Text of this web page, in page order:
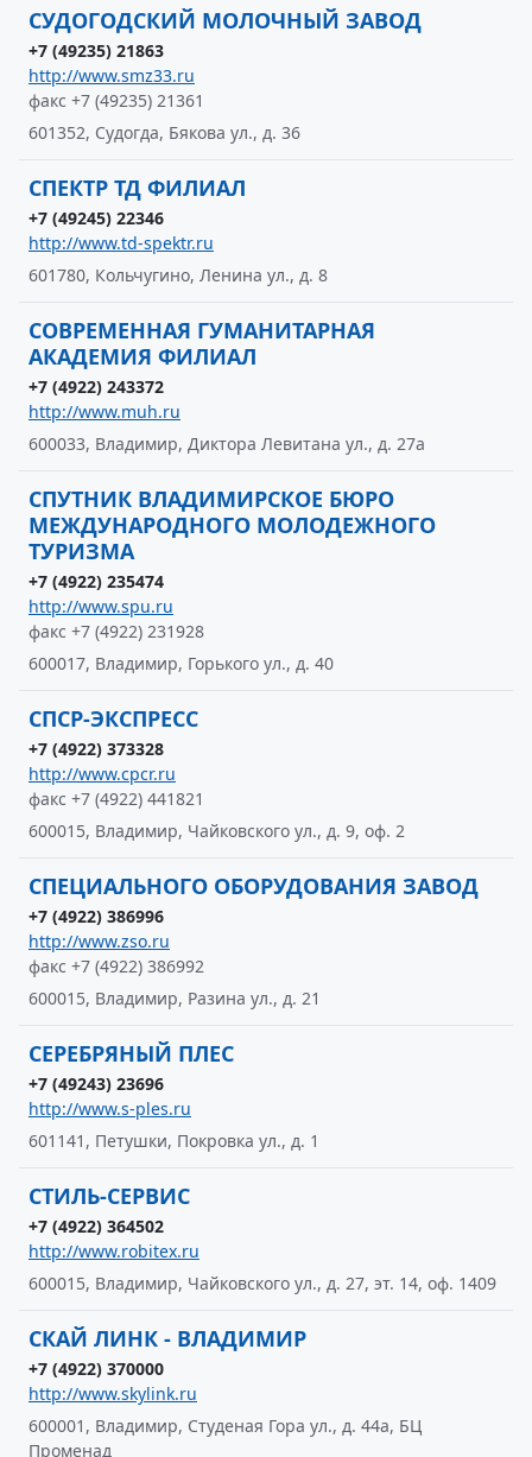
СУДОГОДСКИЙ МОЛОЧНЫЙ ЗАВОД
+7 (49235) 21863
http://www.smz33.ru
факс +7 (49235) 21361
601352, Судогда, Бякова ул., д. 36
СПЕКТР ТД ФИЛИАЛ
+7 (49245) 22346
http://www.td-spektr.ru
601780, Кольчугино, Ленина ул., д. 8
СОВРЕМЕННАЯ ГУМАНИТАРНАЯ
АКАДЕМИЯ ФИЛИАЛ
+7 (4922) 243372
http://www.muh.ru
600033, Владимир, Диктора Левитана ул., д. 27а
СПУТНИК ВЛАДИМИРСКОЕ БЮРО
МЕЖДУНАРОДНОГО МОЛОДЕЖНОГО
ТУРИЗМА
+7 (4922) 235474
http://www.spu.ru
факс +7 (4922) 231928
600017, Владимир, Горького ул., д. 40
СПСР-ЭКСПРЕСС
+7 (4922) 373328
http://www.cpcr.ru
факс +7 (4922) 441821
600015, Владимир, Чайковского ул., д. 9, оф. 2
СПЕЦИАЛЬНОГО ОБОРУДОВАНИЯ ЗАВОД
+7 (4922) 386996
http://www.zso.ru
факс +7 (4922) 386992
600015, Владимир, Разина ул., д. 21
СЕРЕБРЯНЫЙ ПЛЕС
+7 (49243) 23696
http://www.s-ples.ru
601141, Петушки, Покровка ул., д. 1
СТИЛЬ-СЕРВИС
+7 (4922) 364502
http://www.robitex.ru
600015, Владимир, Чайковского ул., д. 27, эт. 14, оф. 1409
СКАЙ ЛИНК - ВЛАДИМИР
+7 (4922) 370000
http://www.skylink.ru
600001, Владимир, Студеная Гора ул., д. 44а, БЦ
Променад